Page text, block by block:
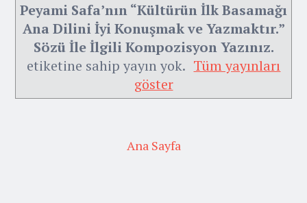
Peyami Safa’nın “Kültürün İlk Basamağı
Ana Dilini İyi Konuşmak ve Yazmaktır.”
Sözü İle İlgili Kompozisyon Yazınız.
etiketine sahip yayın yok. Tüm yayınları
göster
Ana Sayfa